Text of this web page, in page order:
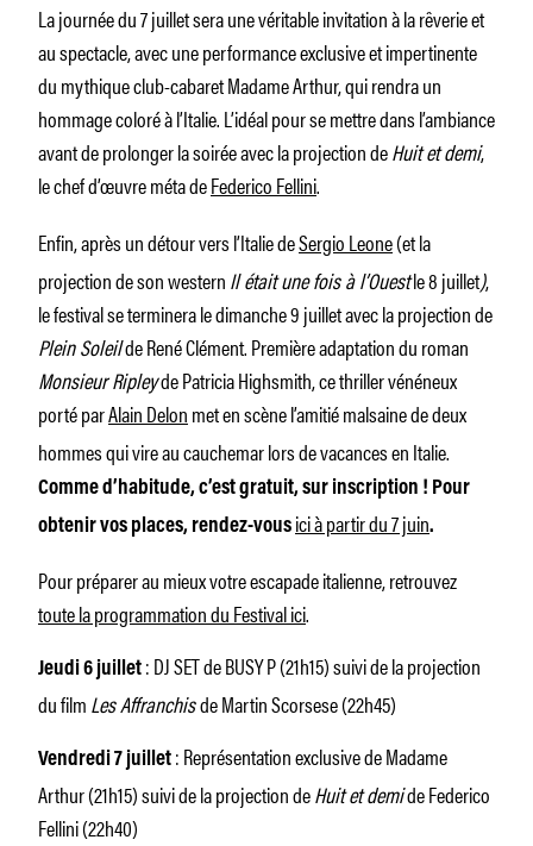
La journée du 7 juillet sera une véritable invitation à la rêverie et
au spectacle, avec une performance exclusive et impertinente
du mythique club-cabaret Madame Arthur, qui rendra un
hommage coloré à l’Italie. L’idéal pour se mettre dans l’ambiance
avant de prolonger la soirée avec la projection deHuit et demi,
le chef d’œuvre méta deFederico Fellini.
Enfin, après un détour vers l’Italie deSergio Leone(et la
projection de son westernIl était une fois à l’Ouestle 8 juillet),
le festival se terminera le dimanche 9 juillet avec la projection de
Plein Soleilde René Clément. Première adaptation du roman
Monsieur Ripleyde Patricia Highsmith, ce thriller vénéneux
porté parAlain Delonmet en scène l’amitié malsaine de deux
hommes qui vire au cauchemar lors de vacances en Italie.
Comme d’habitude, c’est gratuit, sur inscription ! Pour
obtenir vos places, rendez-vous ici à partir du 7 juin.
Pour préparer au mieux votre escapade italienne, retrouvez
toute la programmation du Festival ici.
Jeudi 6 juillet : DJ SET de BUSY P (21h15) suivi de la projection
du filmLes Affranchisde Martin Scorsese (22h45)
Vendredi 7 juillet : Représentation exclusive de Madame
Arthur (21h15) suivi de la projection deHuit et demide Federico
Fellini (22h40)